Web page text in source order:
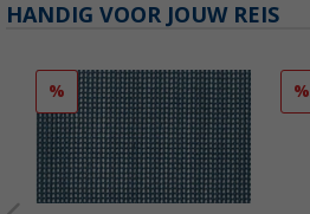
HANDIG VOOR JOUW REIS
% %